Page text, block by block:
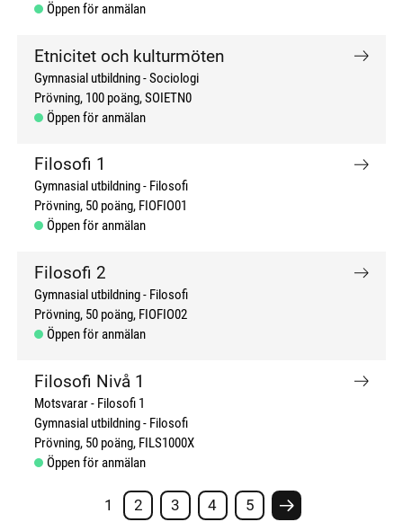
Öppen för anmälan
Etnicitet och kulturmöten
Gymnasial utbildning Sociologi
Prövning 100 poäng SOIETN0
Öppen för anmälan
Filosofi 1
Gymnasial utbildning
Filosofi
Prövning 50 poäng FIOFIO01
Öppen för anmälan
Filosofi 2
Gymnasial utbildning
Filosofi
Prövning 50 poäng FIOFIO02
Öppen för anmälan
Filosofi Nivå 1
Motsvarar - Filosofi 1
Gymnasial utbildning
Filosofi
Prövning 50 poäng FILS1000X
Öppen för anmälan
1 2 3 4 5
Nästa sida #